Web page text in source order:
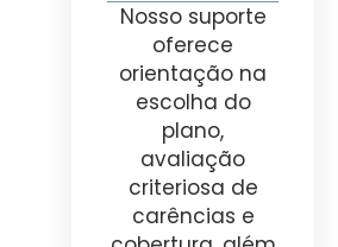
Nosso suporte
oferece
orientação na
escolha do
plano,
avaliação
criteriosa de
carências e